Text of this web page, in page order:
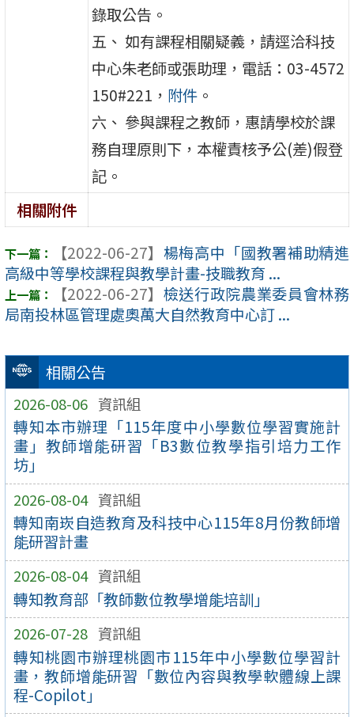
相關公告
2026-08-06 資訊組
轉知本市辦理「115年度中小學數位學習實施計
畫」教師增能研習「B3數位教學指引培力工作
坊」
2026-08-04 資訊組
轉知南崁自造教育及科技中心115年8月份教師增
能研習計畫
2026-08-04 資訊組
轉知教育部「教師數位教學增能培訓」
2026-07-28 資訊組
轉知桃園市辦理桃園市115年中小學數位學習計
畫，教師增能研習「數位內容與教學軟體線上課
程-Copilot」
錄取公告。
五、 如有課程相關疑義，請逕洽科技
中心朱老師或張助理，電話：03-4572
150#221， 附件 。
六、 參與課程之教師，惠請學校於課
務自理原則下，本權責核予公(差)假登
記。
相關附件
【2022-06-27】 楊梅高中「國教署補助精進
高級中等學校課程與教學計畫-技職教育 ...
【2022-06-27】 檢送行政院農業委員會林務
局南投林區管理處奧萬大自然教育中心訂 ...